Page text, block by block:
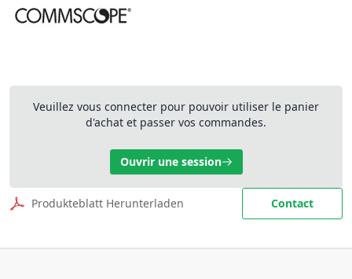
Veuillez vous connecter pour pouvoir utiliser le panier
d'achat et passer vos commandes.
Ouvrir une session
Produkteblatt Herunterladen Contact